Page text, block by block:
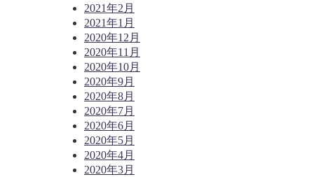
2021年2月
2021年1月
2020年12月
2020年11月
2020年10月
2020年9月
2020年8月
2020年7月
2020年6月
2020年5月
2020年4月
2020年3月